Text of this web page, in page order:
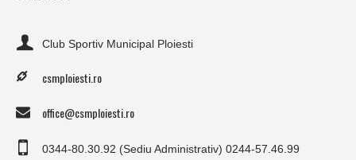
Club Sportiv Municipal Ploiesti
csmploiesti.ro
office@csmploiesti.ro
0344-80.30.92 (Sediu Administrativ) 0244-57.46.99